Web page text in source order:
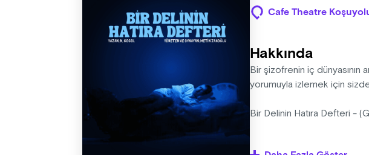
Cafe Theatre
Hakkında
Bir şizofrenin iç dünyasının
yorumuyla izlemek için sizde
Bir Delinin Hatıra Defteri -